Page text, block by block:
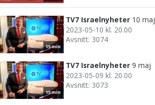
15 min
TV7 Israelnyheter 10 maj
2023-05-10 kl. 20.00
Avsnitt: 3074
15 min
TV7 Israelnyheter 9 maj
2023-05-09 kl. 20.00
Avsnitt: 3073